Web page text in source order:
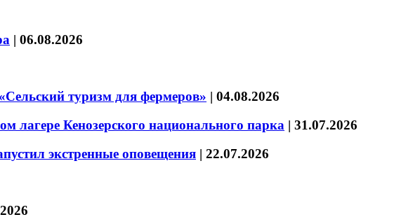
| 06.08.2026
туризм для фермеров» | 04.08.2026
лагере Кенозерского национального парка | 31.07.2026
экстренные оповещения | 22.07.2026